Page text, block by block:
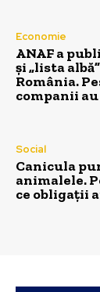
Economie
ANAF a
și „lista
România.
companii
Social
Canicula
animalele.
ce obligații